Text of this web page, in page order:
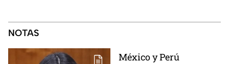
NOTAS
México y Perú